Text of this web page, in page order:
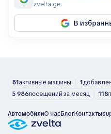
zvelta.ge
В
81активные машины 1
5 986посещений за месяц 118
АвтомобилиО насБлогКонтакты